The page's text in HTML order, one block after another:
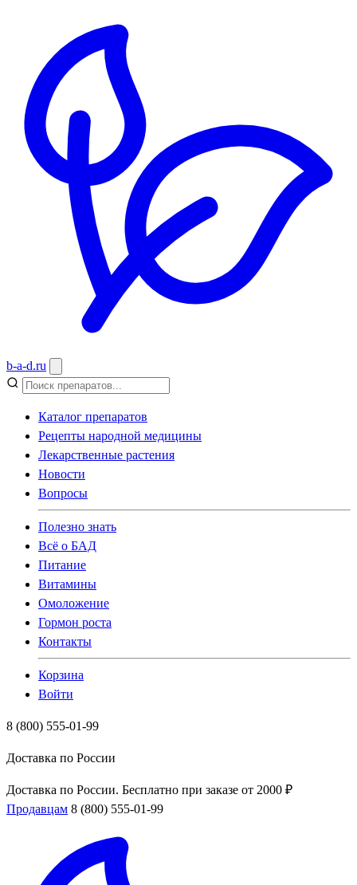
b-a-d.ru
Каталог препаратов
Рецепты народной медицины
Лекарственные растения
Новости
Вопросы
Полезно знать
Всё о БАД
Питание
Витамины
Омоложение
Гормон роста
Контакты
Корзина
Войти
8 (800) 555-01-99
Доставка по России
Доставка по России. Бесплатно при заказе от 2000 ₽
Продавцам 8 (800) 555-01-99